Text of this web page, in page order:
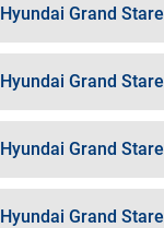
Hyundai Grand
Hyundai Grand
Hyundai Grand
Hyundai Grand